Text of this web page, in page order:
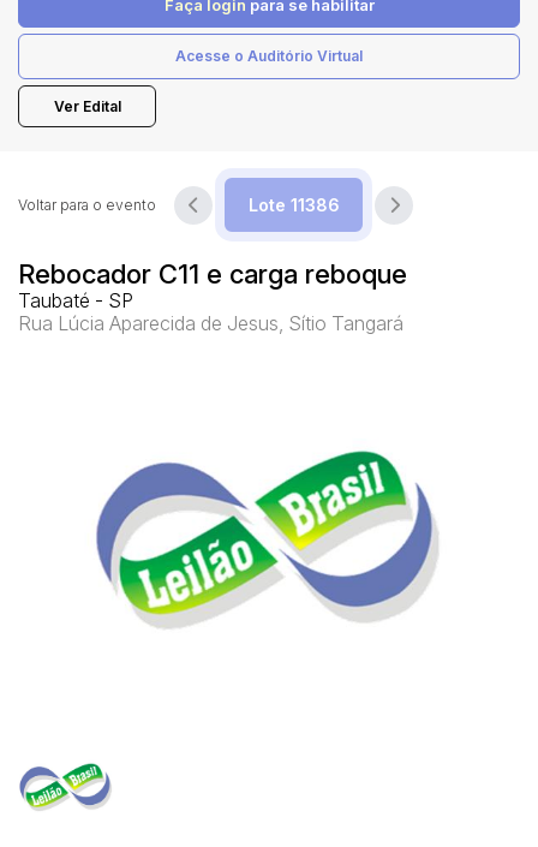
Faça login para se habilitar
Acesse o Auditório Virtual
Ver Edital
Rebocador C11 e carga reboque
Taubaté - SP
Rua Lúcia Aparecida de Jesus, Sítio Tangará
Voltar para o evento